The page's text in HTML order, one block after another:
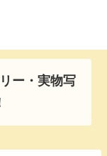
ー・実物写